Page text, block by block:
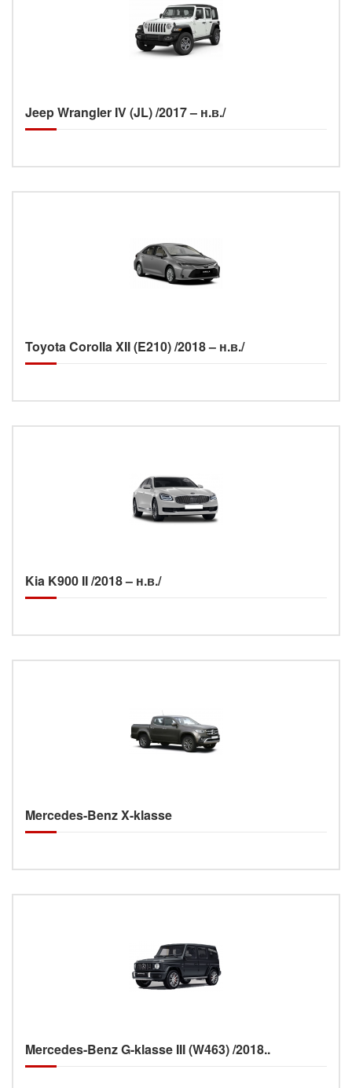
Jeep Wrangler IV (JL) /2017 – н.в./
Toyota Corolla XII (E210) /2018 – н.в./
Kia K900 II /2018 – н.в./
Mercedes-Benz X-klasse
Mercedes-Benz G-klasse III (W463) /2018..